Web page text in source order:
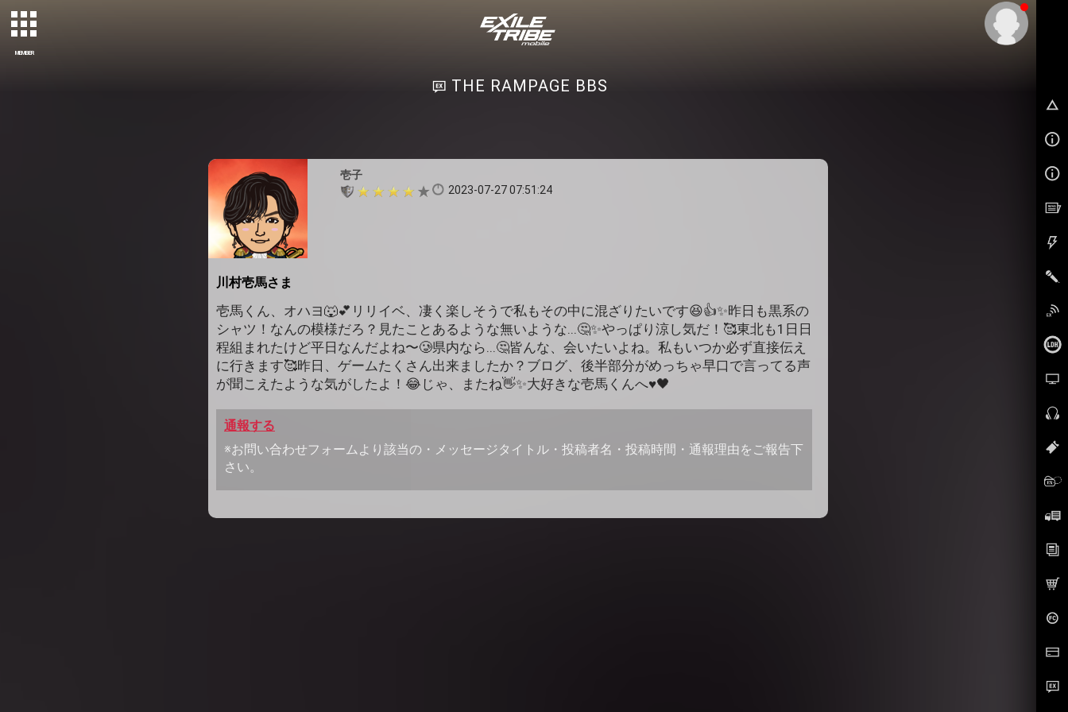
MEMBER
THE RAMPAGE BBS
壱子
2023-07-27 07:51:24
川村壱馬さま
壱馬くん、オハヨ🐺💕リリイベ、凄く楽しそうで私もその中に混ざりたいです😆👍✨昨日も黒系の
シャツ！なんの模様だろ？見たことあるような無いような...🤔✨やっぱり涼し気だ！🥰東北も1日日
程組まれたけど平日なんだよね〜🥲県内なら...🤔皆んな、会いたいよね。私もいつか必ず直接伝え
に行きます🥰昨日、ゲームたくさん出来ましたか？ブログ、後半部分がめっちゃ早口で言ってる声
が聞こえたような気がしたよ！😂じゃ、またね👋✨大好きな壱馬くんへ♥️🖤
通報する
※お問い合わせフォームより該当の・メッセージタイトル・投稿者名・投稿時間・通報理由をご報告下
さい。